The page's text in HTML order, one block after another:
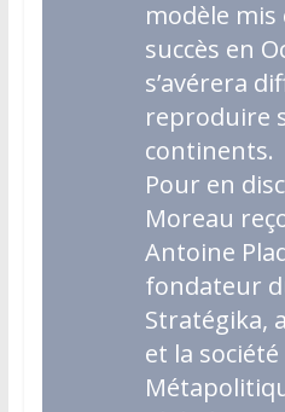
modèle
succès en
s’avérera
reproduire
continents.
Pour en
Moreau
Antoine
fondateur
Stratégika,
et la